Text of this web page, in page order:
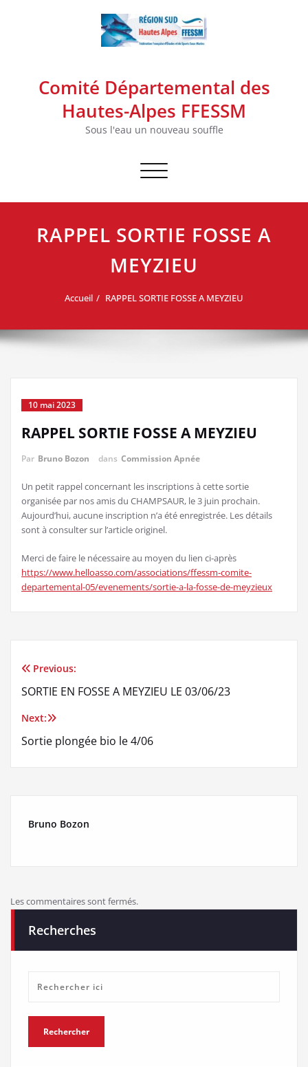
Comité Départemental des
Hautes-Alpes FFESSM
Sous l'eau un nouveau souffle
Afficher/masquer la navigation
RAPPEL SORTIE FOSSE A
MEYZIEU
Accueil RAPPEL SORTIE FOSSE A MEYZIEU
10 mai 2023
RAPPEL SORTIE FOSSE A MEYZIEU
Par Bruno Bozon dans Commission Apnée
Un petit rappel concernant les inscriptions à cette sortie
organisée par nos amis du CHAMPSAUR, le 3 juin prochain.
Aujourd’hui, aucune inscription n’a été enregistrée. Les détails
sont à consulter sur l’article originel.
Merci de faire le nécessaire au moyen du lien ci-après
https://www.helloasso.com/associations/ffessm-comite-
departemental-05/evenements/sortie-a-la-fosse-de-meyzieux
Navigation
de
l’article
Previous:
SORTIE EN FOSSE A MEYZIEU LE 03/06/23
Next:
Sortie plongée bio le 4/06
Bruno Bozon
Les commentaires sont fermés.
Recherches